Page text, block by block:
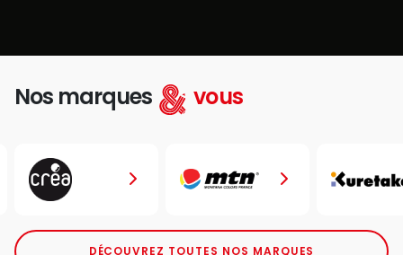
Nos marques vous
DÉCOUVREZ TOUTES NOS MARQUES